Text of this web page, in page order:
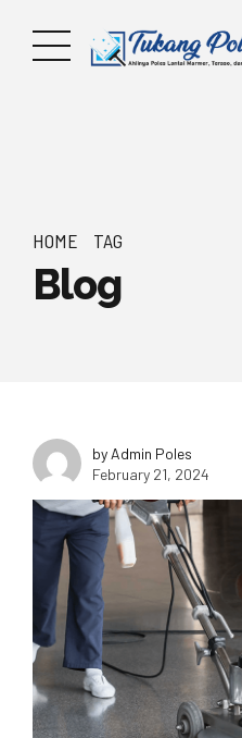
HOME TAG
Blog
by Admin Poles
February 21, 2024